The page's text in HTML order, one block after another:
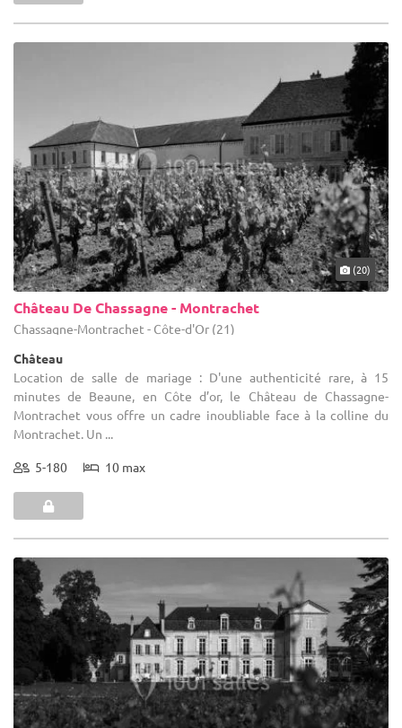
(20)
Château De Chassagne - Montrachet
Chassagne-Montrachet - Côte-d'Or (21)
Château
Location de salle de mariage : D'une authenticité rare, à 15
minutes de Beaune, en Côte d’or, le Château de Chassagne-
Montrachet vous offre un cadre inoubliable face à la colline du
Montrachet. Un ...
5-180 10 max